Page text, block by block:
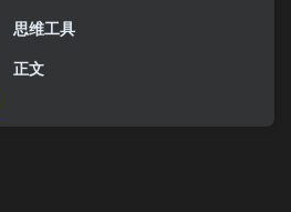
思维工具
正文